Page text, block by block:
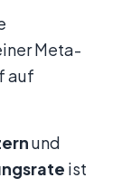
Meta-
auf
und
ist